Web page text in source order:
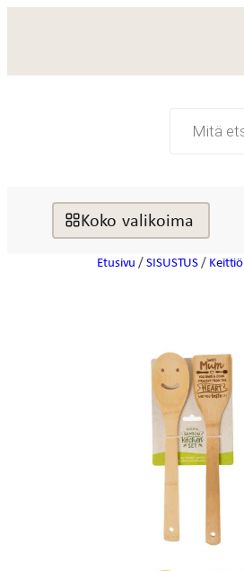
search
Koko valikoima
Etusivu /SISUSTUS/ Keittiö